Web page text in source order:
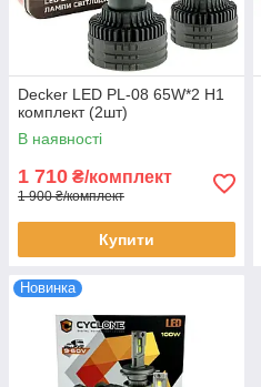
Decker LED PL-08 65W*2 H1
комплект (2шт)
В наявності
1 710 ₴/комплект
1 900 ₴/комплект
Купити
Новинка